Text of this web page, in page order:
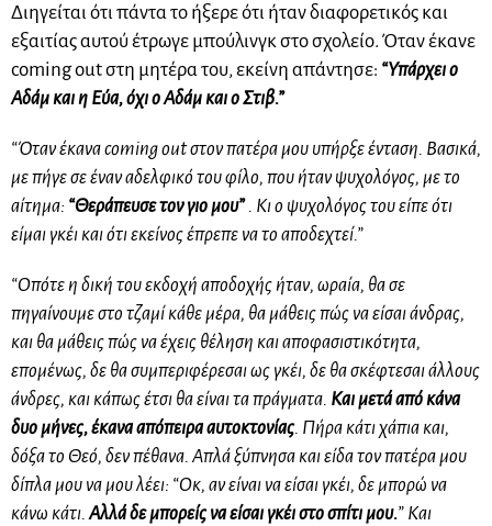
Διηγείται ότι πάντα το ήξερε ότι ήταν διαφορετικός και
εξαιτίας αυτού έτρωγε μπούλινγκ στο σχολείο. Όταν έκανε
coming out στη μητέρα του, εκείνη απάντησε: “Υπάρχει ο
Αδάμ και η Εύα, όχι ο Αδάμ και ο Στιβ.”
“Όταν έκανα coming out στον πατέρα μου υπήρξε ένταση. Βασικά,
με πήγε σε έναν αδελφικό του φίλο, που ήταν ψυχολόγος, με το
αίτημα: “Θεράπευσε τον γιο μου”. Κι ο ψυχολόγος του είπε ότι
είμαι γκέι και ότι εκείνος έπρεπε να το αποδεχτεί.”
“Οπότε η δική του εκδοχή αποδοχής ήταν, ωραία, θα σε
πηγαίνουμε στο τζαμί κάθε μέρα, θα μάθεις πώς να είσαι άνδρας,
και θα μάθεις πώς να έχεις θέληση και αποφασιστικότητα,
επομένως, δε θα συμπεριφέρεσαι ως γκέι, δε θα σκέφτεσαι άλλους
άνδρες, και κάπως έτσι θα είναι τα πράγματα. Και μετά από κάνα
δυο μήνες, έκανα απόπειρα αυτοκτονίας. Πήρα κάτι χάπια και,
δόξα το Θεό, δεν πέθανα. Απλά ξύπνησα και είδα τον πατέρα μου
δίπλα μου να μου λέει: “Οκ, αν είναι να είσαι γκέι, δε μπορώ να
κάνω κάτι.Αλλά δε μπορείς να είσαι γκέι στο σπίτι μου.” Και